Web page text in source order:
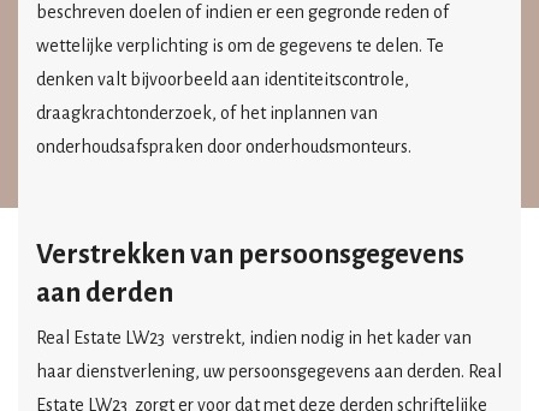
beschreven doelen of indien er een gegronde reden of
wettelijke verplichting is om de gegevens te delen. Te
denken valt bijvoorbeeld aan identiteitscontrole,
draagkrachtonderzoek, of het inplannen van
onderhoudsafspraken door onderhoudsmonteurs.
Verstrekken van persoonsgegevens
aan derden
Real Estate LW23 verstrekt, indien nodig in het kader van
haar dienstverlening, uw persoonsgegevens aan derden. Real
Estate LW23 zorgt er voor dat met deze derden schriftelijke